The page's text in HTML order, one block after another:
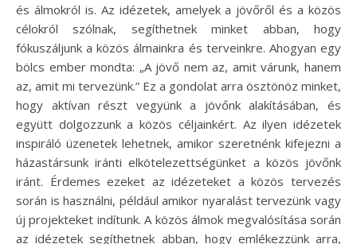
és álmokról is. Az idézetek, amelyek a jövőről és a közös
célokról szólnak, segíthetnek minket abban, hogy
fókuszáljunk a közös álmainkra és terveinkre. Ahogyan egy
bölcs ember mondta: „A jövő nem az, amit várunk, hanem
az, amit mi tervezünk.” Ez a gondolat arra ösztönöz minket,
hogy aktívan részt vegyünk a jövőnk alakításában, és
együtt dolgozzunk a közös céljainkért. Az ilyen idézetek
inspiráló üzenetek lehetnek, amikor szeretnénk kifejezni a
házastársunk iránti elkötelezettségünket a közös jövőnk
iránt. Érdemes ezeket az idézeteket a közös tervezés
során is használni, például amikor nyaralást tervezünk vagy
új projekteket indítunk. A közös álmok megvalósítása során
az idézetek segíthetnek abban, hogy emlékezzünk arra,